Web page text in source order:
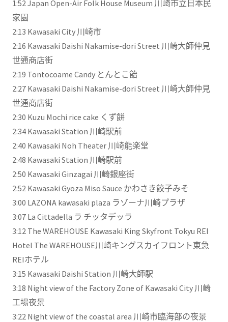
1:52​ Japan Open-Air Folk House Museum 川崎市立日本民
家園
2:13​ Kawasaki City 川崎市
2:16​ Kawasaki Daishi Nakamise-dori Street 川崎大師仲見
世通商店街
2:19​ Tontocoame Candy とんとこ飴
2:27​ Kawasaki Daishi Nakamise-dori Street 川崎大師仲見
世通商店街
2:30​ Kuzu Mochi rice cake くず餅
2:34​ Kawasaki Station 川崎駅前
2:40​ Kawasaki Noh Theater 川崎能楽堂
2:48​ Kawasaki Station 川崎駅前
2:50​ Kawasaki Ginzagai 川崎銀座街
2:52​ Kawasaki Gyoza Miso Sauce かわさき餃子みそ
3:00​ LAZONA kawasaki plaza ラゾーナ川崎プラザ
3:07​ La Cittadella ラ チッタデッラ
3:12​ The WAREHOUSE Kawasaki King Skyfront Tokyu REI
Hotel The WAREHOUSE川崎キングスカイフロント東急
REIホテル
3:15​ Kawasaki Daishi Station 川崎大師駅
3:18​ Night view of the Factory Zone of Kawasaki City 川崎
工場夜景
3:22​ Night view of the coastal area 川崎市臨海部の夜景